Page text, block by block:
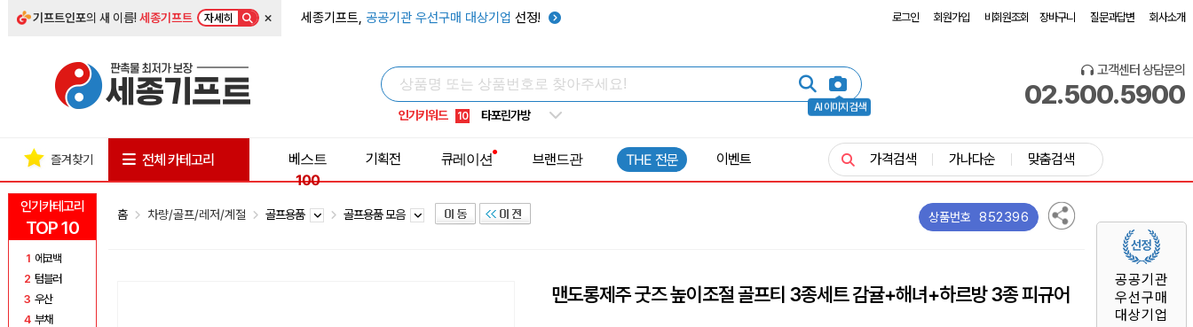
기프트인포의 새 이름!세종기프트 자세히 × 세종기프트, 공공기관 우선구매 대상기업 선정! 로그인 회원가입 비회원조회 장바구니 질문과답변 회사소개
AI 이미지 검색
인기키워드
6 우산
9 넥쿨러
10 타포린가방
고객센터 상담문의
02.500.5900
인기카테고리
TOP 10
1 에코백
2 텀블러
3 우산
4 부채
공공기관
우선구매
대상기업
즐겨찾기 전체 카테고리
베스트
100
기획전 큐레이션 브랜드관 THE 전문 이벤트 가격검색 가나다순 맞춤검색
홈 차량/골프/레저/계절 골프용품 골프용품 모음 상품번호 852396
맨도롱제주 굿즈 높이조절 골프티 3종세트 감귤+해녀+하르방 3종 피규어